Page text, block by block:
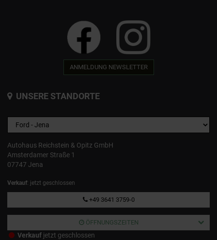
ANMELDUNG NEWSLETTER
UNSERE STANDORTE
Autohaus Reichstein & Opitz GmbH
Amsterdamer Straße 1
07747 Jena
Verkauf: jetzt geschlossen
+49 3641 3759-0
ÖFFNUNGSZEITEN
Verkauf jetzt geschlossen